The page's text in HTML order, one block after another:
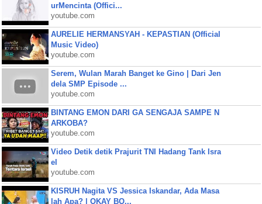
urMencinta (Offici...
youtube.com
AURELIE HERMANSYAH - KEPASTIAN (Official
Music Video)
youtube.com
Serem, Wulan Marah Banget ke Gino | Dari Jen
dela SMP Episode ...
youtube.com
BINTANG EMON DARI GA SENGAJA SAMPE N
ARKOBA?
youtube.com
Video Detik detik Prajurit TNI Hadang Tank Isra
el
youtube.com
KISRUH Nagita VS Jessica Iskandar, Ada Masa
lah Apa? | OKAY BO...